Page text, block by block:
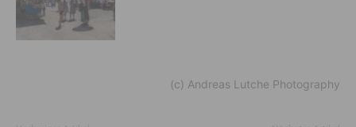
(c) Andreas Lutche Photography